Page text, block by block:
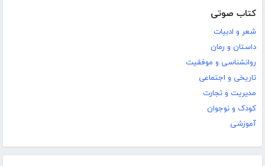
کتاب صوتی
شعر و ادبیات
داستان و رمان
روانشناسی و موفقیت
تاریخی و اجتماعی
مدیریت و تجارت
کودک و نوجوان
آموزشی